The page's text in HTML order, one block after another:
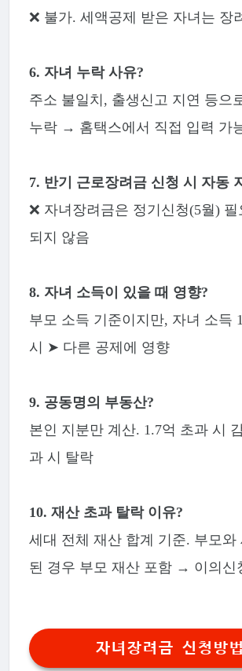
❌ 불가. 세액공제 받은 자녀는 장
6. 자녀 누락 사유?
주소 불일치, 출생신고 지연 등으
누락 → 홈택스에서 직접 입력 가
7. 반기 근로장려금 신청 시 자동
❌ 자녀장려금은 정기신청(5월)
되지 않음
8. 자녀 소득이 있을 때 영향?
부모 소득 기준이지만, 자녀 소득
시 ➤ 다른 공제에 영향
9. 공동명의 부동산?
본인 지분만 계산. 1.7억 초과 시
과 시 탈락
10. 재산 초과 탈락 이유?
세대 전체 재산 합계 기준. 부모와
된 경우 부모 재산 포함 → 이의신
자녀장려금 신청방